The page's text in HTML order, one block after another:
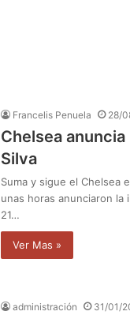
Francelis Penuela 28/
Chelsea
Silva
Suma y sigue el Chelsea
unas horas anunciaron
21…
Ver Mas »
administración 31/01/